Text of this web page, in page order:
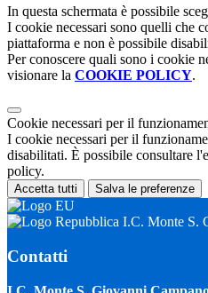
In questa schermata è possibile
I cookie necessari sono quelli che
piattaforma e non è possibile
Per conoscere quali sono i cookie
visionare la COOKIE POLICY.
Cookie necessari per il
I cookie necessari per il
disabilitati. È possibile consultare
policy.
Accetta tutti Salva le preferenze
I.C. Monte S.
Contatti